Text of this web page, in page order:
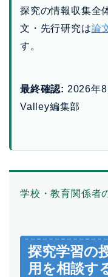
探究の情報収集全
文・先行研究は論
す。
最終確認: 2026年
Valley編集部
学校・教育関係者
探究学習の
用を相談す